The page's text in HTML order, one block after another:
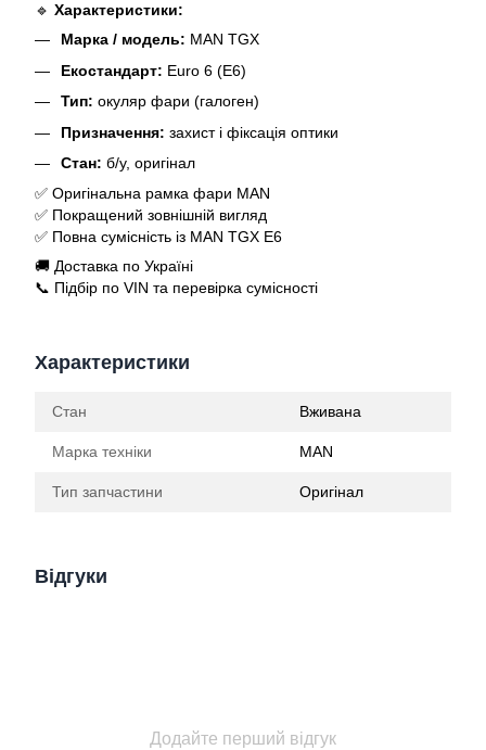
🔹 Характеристики:
Марка / модель: MAN TGX
Екостандарт: Euro 6 (E6)
Тип: окуляр фари (галоген)
Призначення: захист і фіксація оптики
Стан: б/у, оригінал
✅ Оригінальна рамка фари MAN
✅ Покращений зовнішній вигляд
✅ Повна сумісність із MAN TGX E6
🚚 Доставка по Україні
📞 Підбір по VIN та перевірка сумісності
Характеристики
Стан Вживана
Марка техніки MAN
Тип запчастини Оригінал
Відгуки
Додайте перший відгук